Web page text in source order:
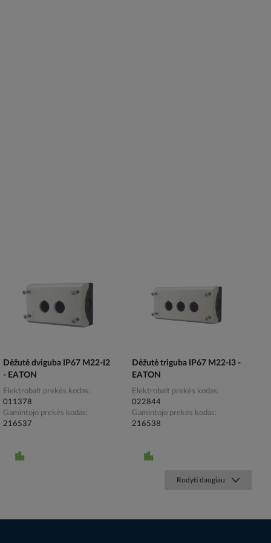
Dėžutė dviguba IP67 M22-I2
- EATON
Elektrobalt prekės kodas
011378
Gamintojo prekės kodas
216537
Dėžutė triguba IP67 M22-I3 -
EATON
Elektrobalt prekės kodas
022844
Gamintojo prekės kodas
216538
Rodyti daugiau